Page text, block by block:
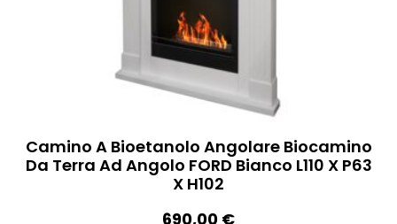
Camino A Bioetanolo Angolare Biocamino
Da Terra Ad Angolo FORD Bianco L110 X P63
X H102
690,00 €